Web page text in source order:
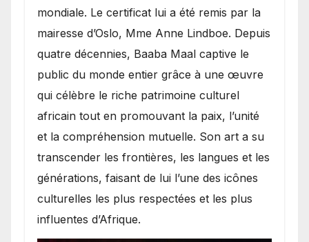
mondiale. Le certificat lui a été remis par la
mairesse d’Oslo, Mme Anne Lindboe. Depuis
quatre décennies, Baaba Maal captive le
public du monde entier grâce à une œuvre
qui célèbre le riche patrimoine culturel
africain tout en promouvant la paix, l’unité
et la compréhension mutuelle. Son art a su
transcender les frontières, les langues et les
générations, faisant de lui l’une des icônes
culturelles les plus respectées et les plus
influentes d’Afrique.